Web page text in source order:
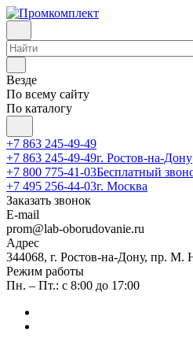
Везде
По всему сайту
По каталогу
+7 863 245-49-49
+7 863 245-49-49г. Ростов-на-Дону
+7 800 775-41-03Бесплатный
+7 495 256-44-03г. Москва
Заказать звонок
E-mail
prom@lab-oborudovanie.ru
Адрес
344068, г. Ростов-на-Дону, пр. М.
Режим работы
Пн. – Пт.: с 8:00 до 17:00